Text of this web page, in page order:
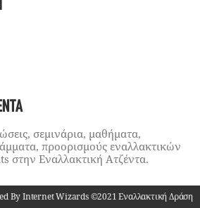
σεμινάρια, μαθήματα,
προορισμούς εναλλακτικών
στην Εναλλακτική Ατζέντα.
By Internet Wizards ©2021 Εναλλακτική Δράση